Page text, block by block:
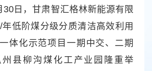
30日，甘肃智汇格林新能源有限
低阶煤分级分质清洁高效利用
体化示范项目一期中交、二期
县柳沟煤化工产业园隆重举